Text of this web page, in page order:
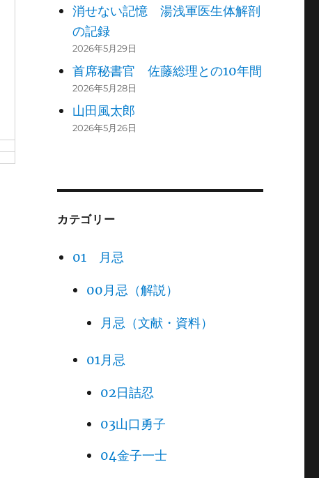
消せない記憶 湯浅軍医生体解剖
の記録
2026年5月29日
首席秘書官 佐藤総理との10年間
2026年5月28日
山田風太郎
2026年5月26日
カテゴリー
01 月忌
00月忌（解説）
月忌（文献・資料）
01月忌
02日詰忍
03山口勇子
04金子一士